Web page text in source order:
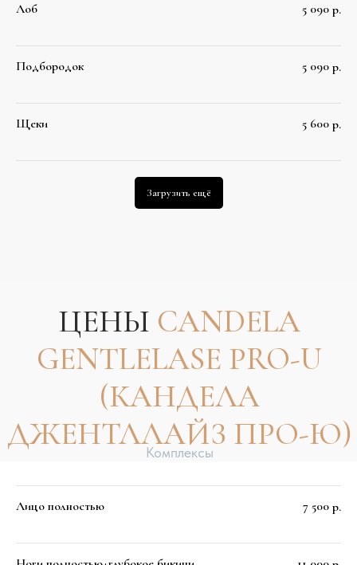
Лоб 5 090 р.
Подбородок 5 090 р.
Щеки 5 600 р.
Загрузить ещё
Лицо полностью 7 500 р.
ЦЕНЫSOPRANO
TITANIUM (СОПРАНО
ТИТАНИУМ)